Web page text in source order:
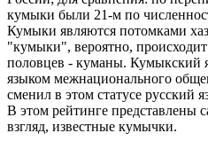
кумыки были 21-м по
Кумыки являются потомками
"кумыки", вероятно,
половцев - куманы. Кумыкский
языком межнационального
сменил в этом статусе русский
В этом рейтинге представлены
взгляд, известные кумычки.